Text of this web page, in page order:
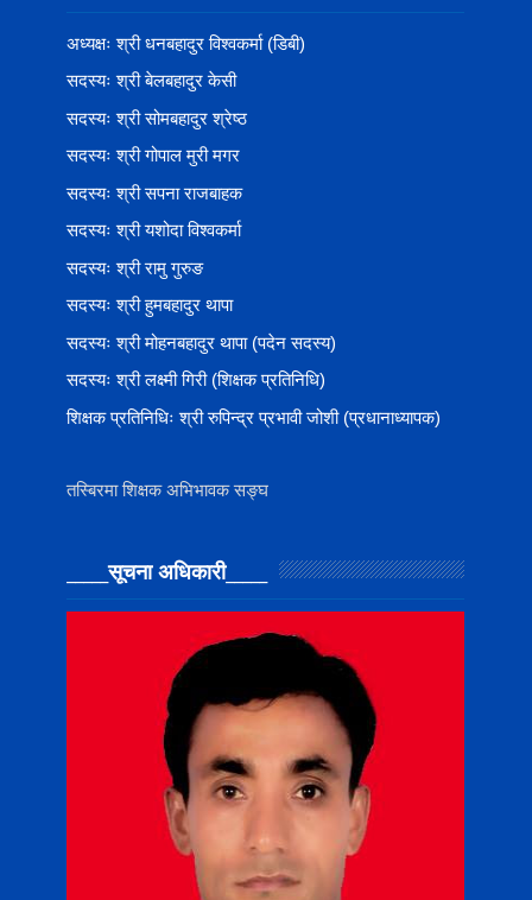
अध्यक्षः श्री धनबहादुर विश्वकर्मा (डिबी)
सदस्यः श्री बेलबहादुर केसी
सदस्यः श्री सोमबहादुर श्रेष्ठ
सदस्यः श्री गोपाल मुरी मगर
सदस्यः श्री सपना राजबाहक
सदस्यः श्री यशोदा विश्वकर्मा
सदस्यः श्री रामु गुरुङ
सदस्यः श्री हुमबहादुर थापा
सदस्यः श्री मोहनबहादुर थापा (पदेन सदस्य)
सदस्यः श्री लक्ष्मी गिरी (शिक्षक प्रतिनिधि)
शिक्षक प्रतिनिधिः श्री रुपिन्द्र प्रभावी जोशी (प्रधानाध्यापक)
तस्बिरमा शिक्षक अभिभावक सङ्घ
_____सूचना अधिकारी_____